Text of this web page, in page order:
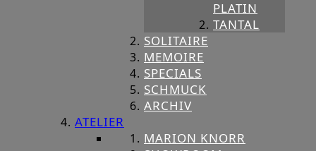
PLATIN
TANTAL
SOLITAIRE
MEMOIRE
SPECIALS
SCHMUCK
ARCHIV
ATELIER
MARION KNORR